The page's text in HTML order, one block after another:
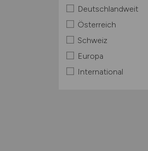
Deutschlandweit
Österreich
Schweiz
Europa
International